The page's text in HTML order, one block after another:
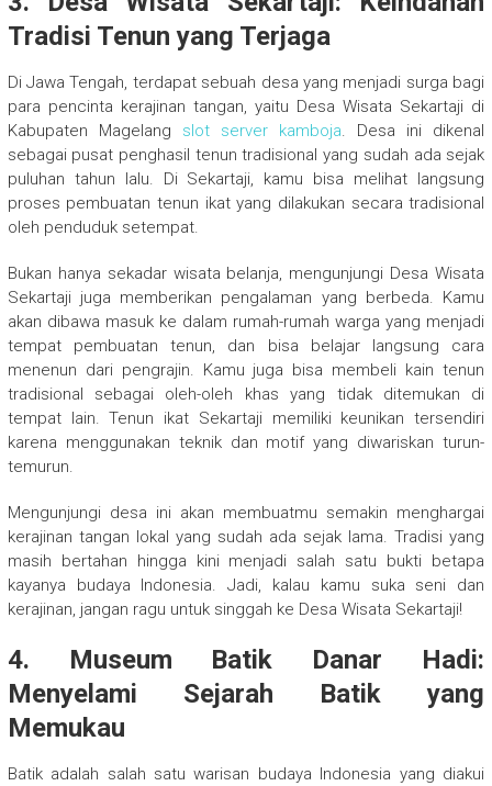
Tradisi Tenun yang Terjaga
Di Jawa Tengah, terdapat sebuah desa yang menjadi surga bagi
para pencinta kerajinan tangan, yaitu Desa Wisata Sekartaji di
Kabupaten Magelang slot server kamboja. Desa ini dikenal
sebagai pusat penghasil tenun tradisional yang sudah ada sejak
puluhan tahun lalu. Di Sekartaji, kamu bisa melihat langsung
proses pembuatan tenun ikat yang dilakukan secara tradisional
oleh penduduk setempat.
Bukan hanya sekadar wisata belanja, mengunjungi Desa Wisata
Sekartaji juga memberikan pengalaman yang berbeda. Kamu
akan dibawa masuk ke dalam rumah-rumah warga yang menjadi
tempat pembuatan tenun, dan bisa belajar langsung cara
menenun dari pengrajin. Kamu juga bisa membeli kain tenun
tradisional sebagai oleh-oleh khas yang tidak ditemukan di
tempat lain. Tenun ikat Sekartaji memiliki keunikan tersendiri
karena menggunakan teknik dan motif yang diwariskan turun-
temurun.
Mengunjungi desa ini akan membuatmu semakin menghargai
kerajinan tangan lokal yang sudah ada sejak lama. Tradisi yang
masih bertahan hingga kini menjadi salah satu bukti betapa
kayanya budaya Indonesia. Jadi, kalau kamu suka seni dan
kerajinan, jangan ragu untuk singgah ke Desa Wisata Sekartaji!
4. Museum Batik Danar Hadi:
Menyelami Sejarah Batik yang
Memukau
Batik adalah salah satu warisan budaya Indonesia yang diakui